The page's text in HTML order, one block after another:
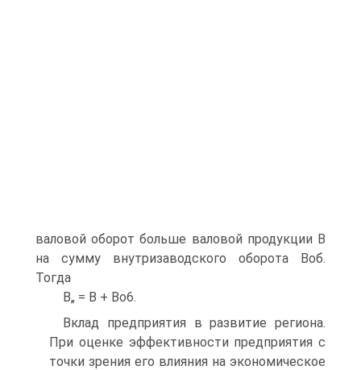
валовой оборот больше валовой продукции В
на сумму внутризаводского оборота Воб.
Тогда
В„ = В + Во6.
Вклад предприятия в развитие региона.
При оценке эффективности предприятия с
точки зрения его влияния на экономическое